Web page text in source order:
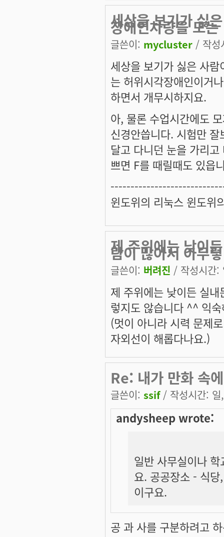
세상을 보기가 싫
장애인차량을 모는
글쓴이: mycluster / 작
세상을 보기가 싫은 사
는 허위시각장애인이거
하면서 개무시하지요.
아, 물론 수업시간에도
신경안씁니다. 시험만
달고 다니던 눈을 가리
쁘면 F를 때릴때도 있읍
윈도위의 리눅스 윈도위
제 주위에는 낮이
람이 많아서 아무렇
글쓴이: 버려진 / 작성시간
제 주위에는 낮이든 실
렇지도 않습니다 ^^ 익
(멋이 아니라 시력 문제
자외선이 해롭다나요.)
Re: 내가 만화 속
글쓴이: ssif/ 작성시간:
andysheep wrote:
일반 사무실이나
요. 공공장소 - 식
이구요.
공 과 사를 구분하려고